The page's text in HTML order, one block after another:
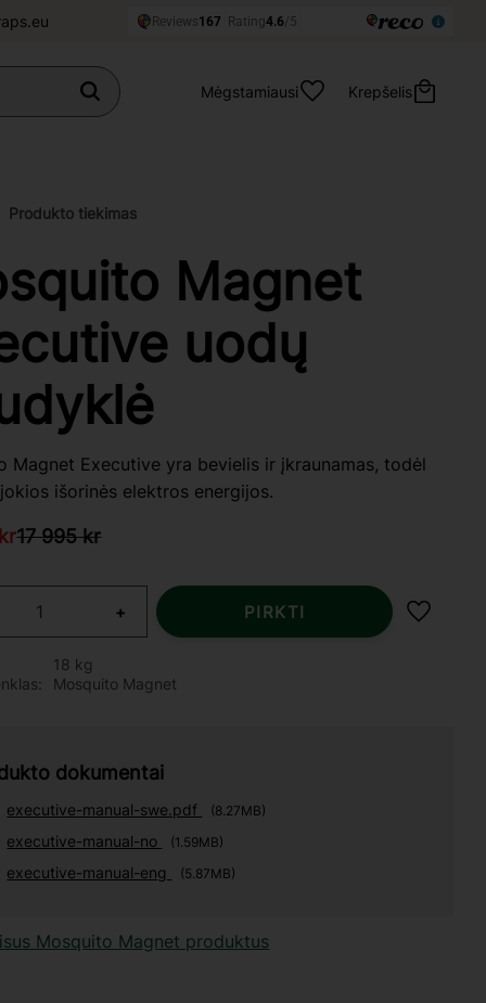
Mėgstamiausi Krepšelis
Produkto tiekimas
Magnet
uodų
Magnet Executive yra bevielis ir įkraunamas, todėl
išorinės elektros energijos.
kaina:
Pradinė kaina:
17 995kr
+ PIRKTI
Pridėti į
18 kg
Mosquito Magnet
dokumentai
executive-manual-swe.pdf 8.27MB
executive-manual-no 1.59MB
executive-manual-eng 5.87MB
Mosquito Magnet produktus